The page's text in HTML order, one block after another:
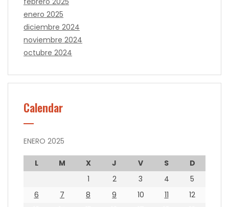
enero 2025
diciembre 2024
noviembre 2024
octubre 2024
Calendar
ENERO 2025
L M X J V S
D
1
2 3 4
5
6
7 8 9 10 11
12